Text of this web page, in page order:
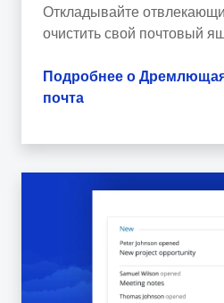
Откладывайте
очистить свой почтовый
Подробнее о
почта